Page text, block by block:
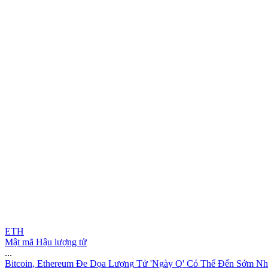
ETH
Mật mã Hậu lượng tử
...
Bitcoin, Ethereum Đe Dọa Lượng Tử 'Ngày Q' Có Thể Đến Sớm Nh